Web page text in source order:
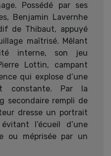
Possédé par ses
Benjamin Lavernhe
de Thibaut, appuyé
maîtrisé. Mêlant
interne, son jeu
Lottin, campant
qui explose d’une
constante. Par la
secondaire rempli de
dresse un portrait
l’écueil d’une
ou méprisée par un